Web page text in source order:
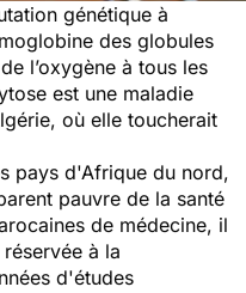
génétique à
des globules
l’oxygène à tous les
est une maladie
où elle toucherait
pays d'Afrique du nord,
pauvre de la santé
de médecine, il
à la
d'études